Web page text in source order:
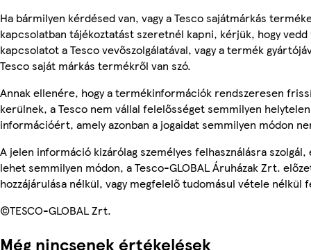
Ha bármilyen kérdésed van, vagy a Tesco sajátmárkás
kapcsolatban tájékoztatást szeretnél kapni, kérjük, hogy vedd
kapcsolatot a Tesco vevőszolgálatával, vagy a termék
Tesco saját márkás termékről van szó.
Annak ellenére, hogy a termékinformációk rendszeresen
kerülnek, a Tesco nem vállal felelősséget semmilyen helytelen
információért, amely azonban a jogaidat semmilyen módon
A jelen információ kizárólag személyes felhasználásra szolgál,
lehet semmilyen módon, a Tesco-GLOBAL Áruházak Zrt.
hozzájárulása nélkül, vagy megfelelő tudomásul vétele nélkül
©TESCO-GLOBAL Zrt.
Még nincsenek értékelések